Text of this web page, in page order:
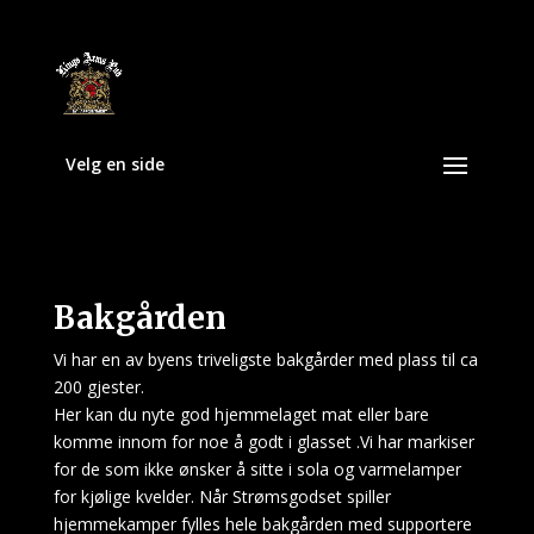
Velg en side
Bakgården
Vi har en av byens triveligste bakgårder med plass til ca
200 gjester.
Her kan du nyte god hjemmelaget mat eller bare
komme innom for noe å godt i glasset .Vi har markiser
for de som ikke ønsker å sitte i sola og varmelamper
for kjølige kvelder. Når Strømsgodset spiller
hjemmekamper fylles hele bakgården med supportere